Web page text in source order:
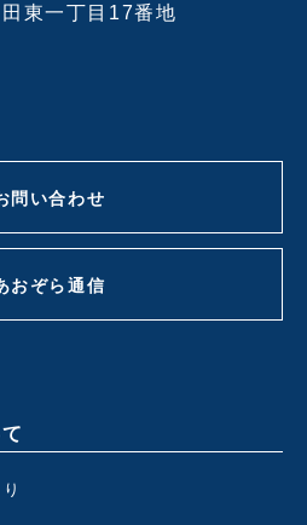
東一丁目17番地
問い合わせ
おぞら通信